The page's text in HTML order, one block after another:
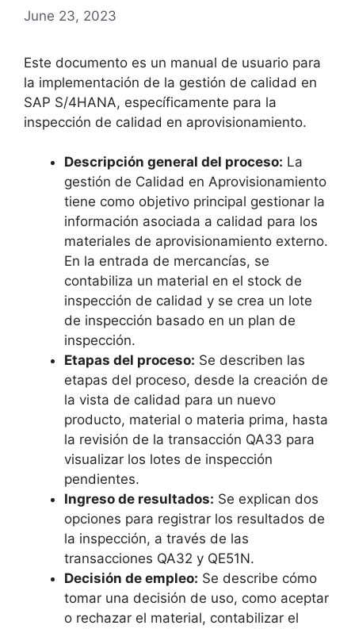
June 23, 2023
Este documento es un manual de usuario para
la implementación de la gestión de calidad en
SAP S/4HANA, específicamente para la
inspección de calidad en aprovisionamiento.
Descripción general del proceso: La
gestión de Calidad en Aprovisionamiento
tiene como objetivo principal gestionar la
información asociada a calidad para los
materiales de aprovisionamiento externo.
En la entrada de mercancías, se
contabiliza un material en el stock de
inspección de calidad y se crea un lote
de inspección basado en un plan de
inspección.
Etapas del proceso: Se describen las
etapas del proceso, desde la creación de
la vista de calidad para un nuevo
producto, material o materia prima, hasta
la revisión de la transacción QA33 para
visualizar los lotes de inspección
pendientes.
Ingreso de resultados: Se explican dos
opciones para registrar los resultados de
la inspección, a través de las
transacciones QA32 y QE51N.
Decisión de empleo: Se describe cómo
tomar una decisión de uso, como aceptar
o rechazar el material, contabilizar el